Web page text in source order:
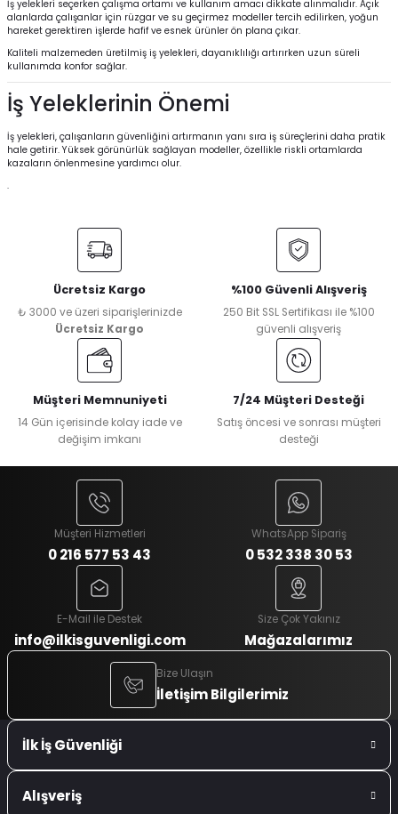
İş yelekleri seçerken çalışma ortamı ve kullanım amacı dikkate alınmalıdır. Açık
alanlarda çalışanlar için rüzgar ve su geçirmez modeller tercih edilirken, yoğun
hareket gerektiren işlerde hafif ve esnek ürünler ön plana çıkar.
Kaliteli malzemeden üretilmiş iş yelekleri, dayanıklılığı artırırken uzun süreli
kullanımda konfor sağlar.
İş Yeleklerinin Önemi
İş yelekleri, çalışanların güvenliğini artırmanın yanı sıra iş süreçlerini daha pratik
hale getirir. Yüksek görünürlük sağlayan modeller, özellikle riskli ortamlarda
kazaların önlenmesine yardımcı olur.
.
Ücretsiz Kargo
₺ 3000 ve üzeri siparişlerinizde
Ücretsiz Kargo
%100 Güvenli Alışveriş
250 Bit SSL Sertifikası ile %100
güvenli alışveriş
Müşteri Memnuniyeti
14 Gün içerisinde kolay iade ve
değişim imkanı
7/24 Müşteri Desteği
Satış öncesi ve sonrası müşteri
desteği
Müşteri Hizmetleri
0 216 577 53 43
WhatsApp Sipariş
0 532 338 30 53
E-Mail ile Destek
info@ilkisguvenligi.com
Size Çok Yakınız
Mağazalarımız
Bize Ulaşın
İletişim Bilgilerimiz
İlk İş Güvenliği
Alışveriş